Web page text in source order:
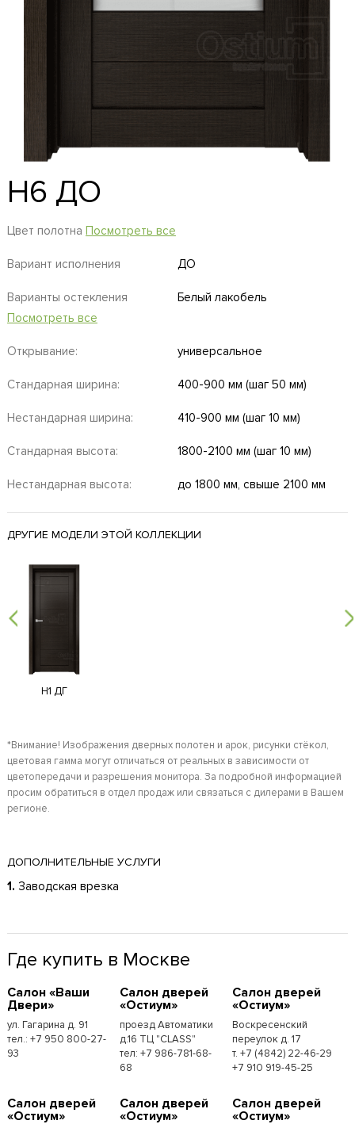
H6 ДО
Цвет полотна Посмотреть все
Вариант исполнения ДО
Варианты остекления
Посмотреть все
Белый лакобель
Открывание: универсальное
Стандарная ширина: 400-900 мм (шаг 50 мм)
Нестандарная ширина: 410-900 мм (шаг 10 мм)
Стандарная высота: 1800-2100 мм (шаг 10 мм)
Нестандарная высота: до 1800 мм, свыше 2100 мм
ДРУГИЕ МОДЕЛИ ЭТОЙ КОЛЛЕКЦИИ
H1 ДГ
*Внимание! Изображения дверных полотен и арок, рисунки стёкол,
цветовая гамма могут отличаться от реальных в зависимости от
цветопередачи и разрешения монитора. За подробной информацией
просим обратиться в отдел продаж или связаться с дилерами в Вашем
регионе.
ДОПОЛНИТЕЛЬНЫЕ УСЛУГИ
1. Заводская врезка
Где купить в Москве
Cалон «Ваши
Двери»
ул. Гагарина д. 91
тел.: +7 950 800-27-
93
Cалон дверей
«Остиум»
проезд Автоматики
д.16 ТЦ "CLASS"
тел: +7 986-781-68-
68
Cалон дверей
«Остиум»
Воскресенский
переулок д. 17
т. +7 (4842) 22-46-29
+7 910 919-45-25
Cалон дверей
«Остиум»
Cалон дверей
«Остиум»
Cалон дверей
«Остиум»